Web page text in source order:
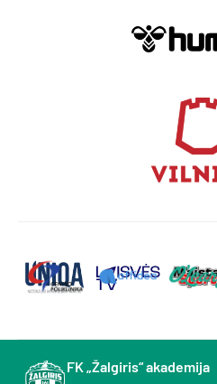
FK „Žalgiris“ akademija